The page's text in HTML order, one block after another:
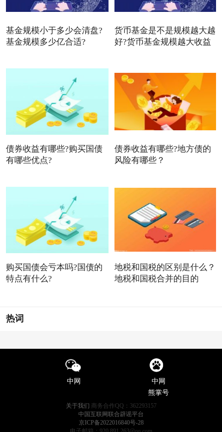
基金规模小于多少会清盘?
基金规模多少亿合适?
货币基金是不是规模越大越
好?货币基金规模越大收益
债券收益有哪些?购买国债
有哪些优点?
债券收益有哪些?地方债的
风险有哪些？
购买国债会亏本吗?国债的
特点有什么?
地税和国税的区别是什么？
地税和国税合并的目的
热词
中网
中网
熊掌号
关于我们 商务合作QQ：362293157
中国互联网联合辟谣平台
京ICP备2022016840号-28